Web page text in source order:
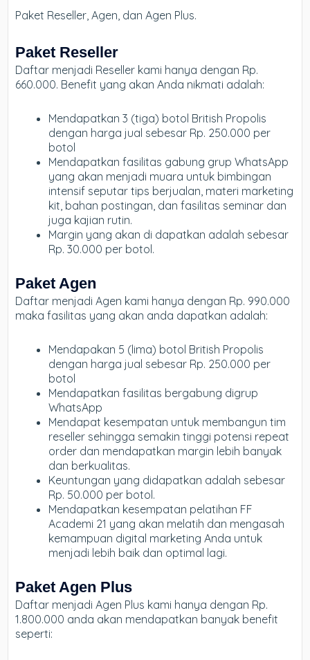
Paket Reseller, Agen, dan Agen Plus.
Paket Reseller
Daftar menjadi Reseller kami hanya dengan Rp.
660.000. Benefit yang akan Anda nikmati adalah:
Mendapatkan 3 (tiga) botol British Propolis
dengan harga jual sebesar Rp. 250.000 per
botol
Mendapatkan fasilitas gabung grup WhatsApp
yang akan menjadi muara untuk bimbingan
intensif seputar tips berjualan, materi marketing
kit, bahan postingan, dan fasilitas seminar dan
juga kajian rutin.
Margin yang akan di dapatkan adalah sebesar
Rp. 30.000 per botol.
Paket Agen
Daftar menjadi Agen kami hanya dengan Rp. 990.000
maka fasilitas yang akan anda dapatkan adalah:
Mendapakan 5 (lima) botol British Propolis
dengan harga jual sebesar Rp. 250.000 per
botol
Mendapatkan fasilitas bergabung digrup
WhatsApp
Mendapat kesempatan untuk membangun tim
reseller sehingga semakin tinggi potensi repeat
order dan mendapatkan margin lebih banyak
dan berkualitas.
Keuntungan yang didapatkan adalah sebesar
Rp. 50.000 per botol.
Mendapatkan kesempatan pelatihan FF
Academi 21 yang akan melatih dan mengasah
kemampuan digital marketing Anda untuk
menjadi lebih baik dan optimal lagi.
Paket Agen Plus
Daftar menjadi Agen Plus kami hanya dengan Rp.
1.800.000 anda akan mendapatkan banyak benefit
seperti: